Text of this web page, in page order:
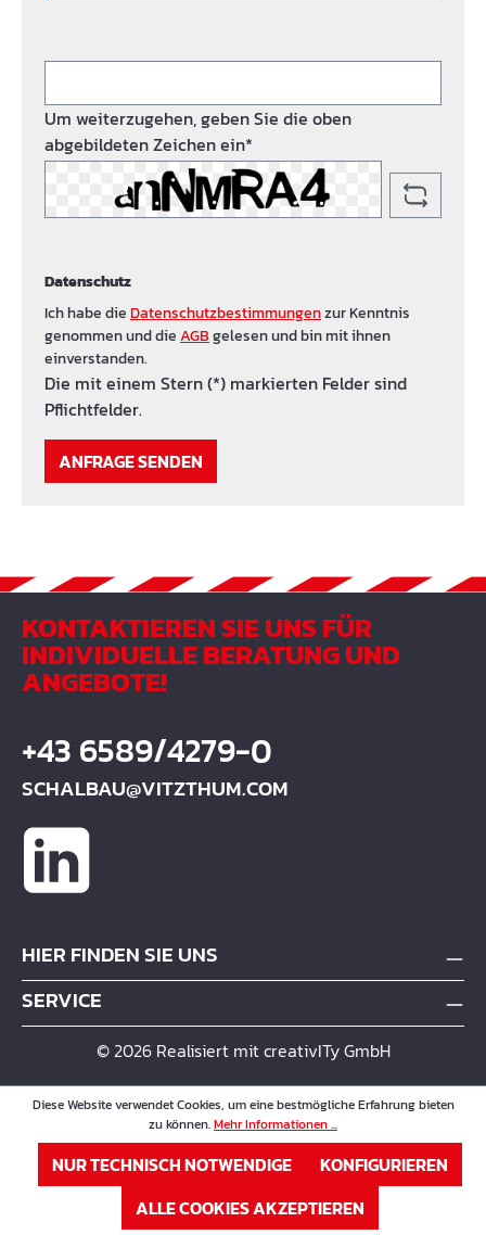
Um weiterzugehen, geben Sie die oben
abgebildeten Zeichen ein*
Datenschutz
Ich habe dieDatenschutzbestimmungenzur Kenntnis
genommen und dieAGBgelesen und bin mit ihnen
einverstanden.
Die mit einem Stern (*) markierten Felder sind
Pflichtfelder.
ANFRAGE SENDEN
KONTAKTIEREN SIE UNS FÜR
INDIVIDUELLE BERATUNG UND
ANGEBOTE!
+43 6589/4279-0
SCHALBAU@VITZTHUM.COM
HIER FINDEN SIE UNS
SERVICE
© 2026 Realisiert mit creativITy GmbH
Diese Website verwendet Cookies, um eine bestmögliche Erfahrung bieten
zu können.Mehr Informationen ...
NUR TECHNISCH NOTWENDIGE
KONFIGURIEREN
ALLE COOKIES AKZEPTIEREN